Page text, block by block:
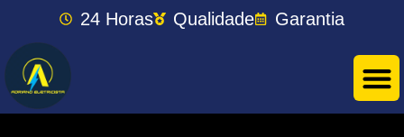
24 Horas Qualidade Garantia